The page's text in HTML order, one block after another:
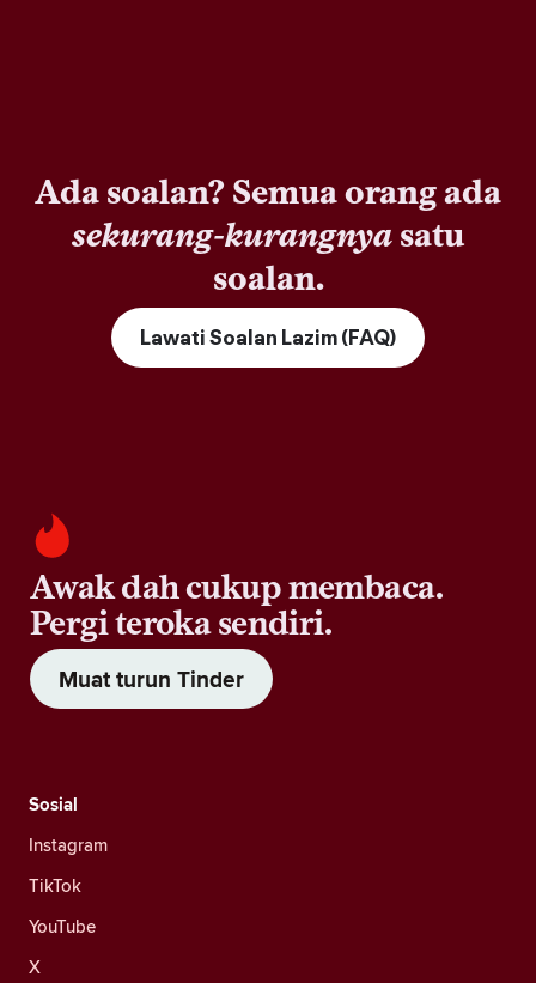
Ada soalan? Semua orang ada
sekurang-kurangnya satu
soalan.
Lawati Soalan Lazim (FAQ)
Awak dah cukup membaca.
Pergi teroka sendiri.
Muat turun Tinder
Sosial
Instagram
TikTok
YouTube
X